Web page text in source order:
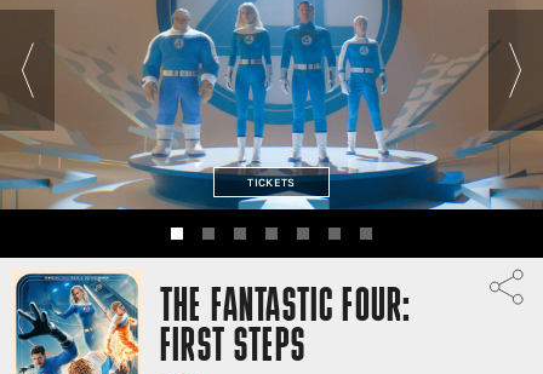
TICKETS
THE FANTASTIC FOUR:
FIRST STEPS